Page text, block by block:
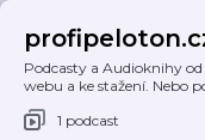
Podcasty a Audioknihy
webu a ke stažení. Nebo
1 podcast